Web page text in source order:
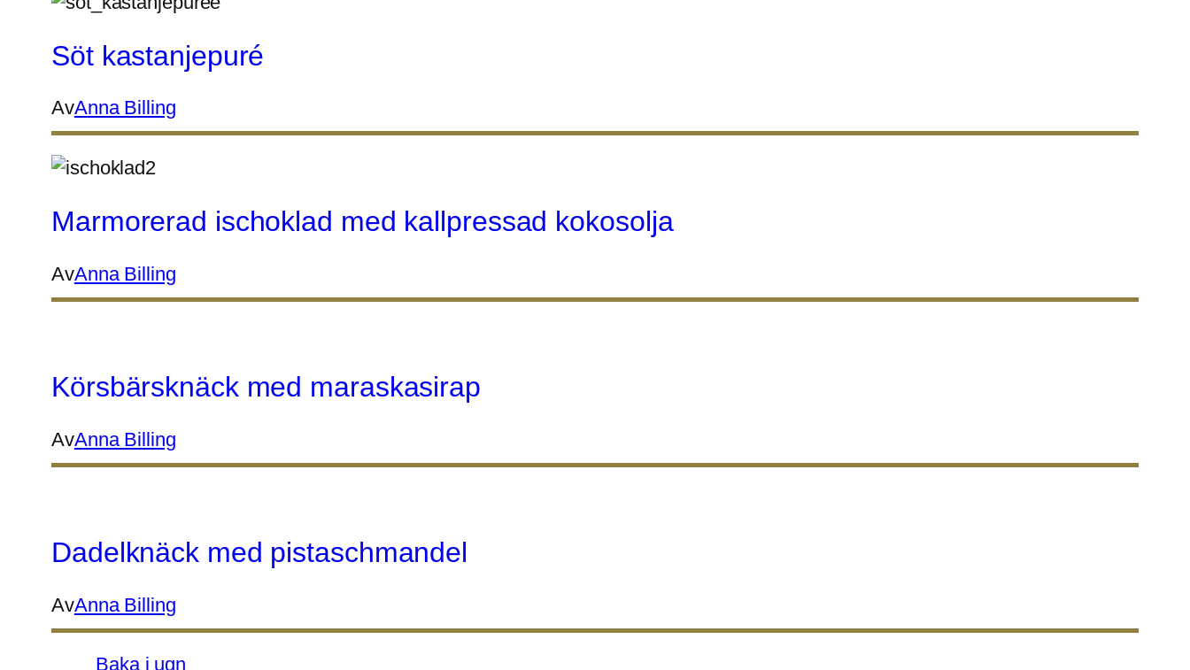
Söt kastanjepuré
AvAnna Billing
Marmorerad ischoklad med kallpressad kokosolja
AvAnna Billing
Körsbärsknäck med maraskasirap
AvAnna Billing
Dadelknäck med pistaschmandel
AvAnna Billing
Baka i ugn